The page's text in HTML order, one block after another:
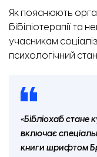
Як пояснюють
бібіліотерапії
учасникам
психологічний
«Бібліохаб стане
включає
книги шрифтом